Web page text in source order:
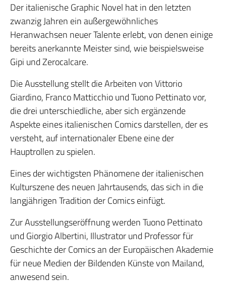
Der italienische Graphic Novel hat in den letzten
zwanzig Jahren ein außergewöhnliches
Heranwachsen neuer Talente erlebt, von denen einige
bereits anerkannte Meister sind, wie beispielsweise
Gipi und Zerocalcare.
Die Ausstellung stellt die Arbeiten von Vittorio
Giardino, Franco Matticchio und Tuono Pettinato vor,
die drei unterschiedliche, aber sich ergänzende
Aspekte eines italienischen Comics darstellen, der es
versteht, auf internationaler Ebene eine der
Hauptrollen zu spielen.
Eines der wichtigsten Phänomene der italienischen
Kulturszene des neuen Jahrtausends, das sich in die
langjährigen Tradition der Comics einfügt.
Zur Ausstellungseröffnung werden Tuono Pettinato
und Giorgio Albertini, Illustrator und Professor für
Geschichte der Comics an der Europäischen Akademie
für neue Medien der Bildenden Künste von Mailand,
anwesend sein.